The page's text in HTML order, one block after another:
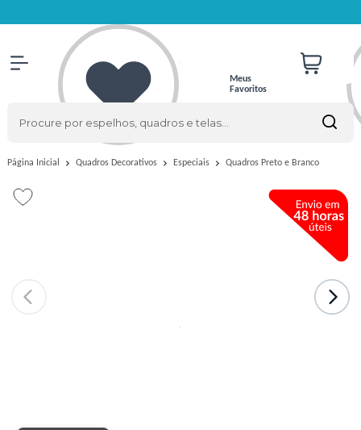
Meus
Favoritos
Página Inicial Quadros Decorativos Especiais Quadros Preto e Branco